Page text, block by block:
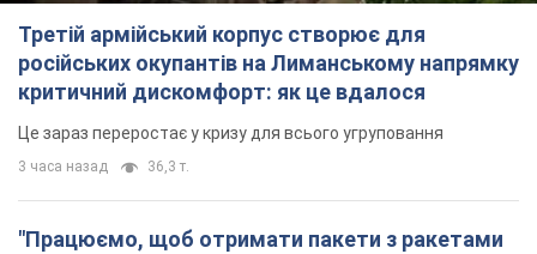
Третій армійський корпус створює для
російських окупантів на Лиманському напрямку
критичний дискомфорт: як це вдалося
Це зараз переростає у кризу для всього угруповання
3 часа назад 36,3 т.
"Працюємо, щоб отримати пакети з ракетами